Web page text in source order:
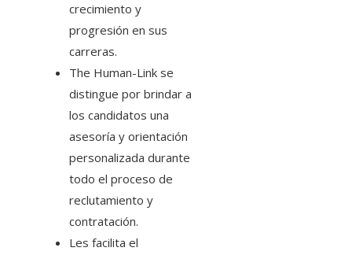
crecimiento y
progresión en sus
carreras.
The Human-Link se
distingue por brindar a
los candidatos una
asesoría y orientación
personalizada durante
todo el proceso de
reclutamiento y
contratación.
Les facilita el